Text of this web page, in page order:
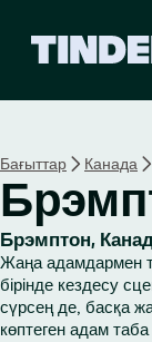
Бағыттар Канада
Брэмптон,
Жаңа адамдармен
бірінде кездесу
сүрсең де, басқа
көптеген адам